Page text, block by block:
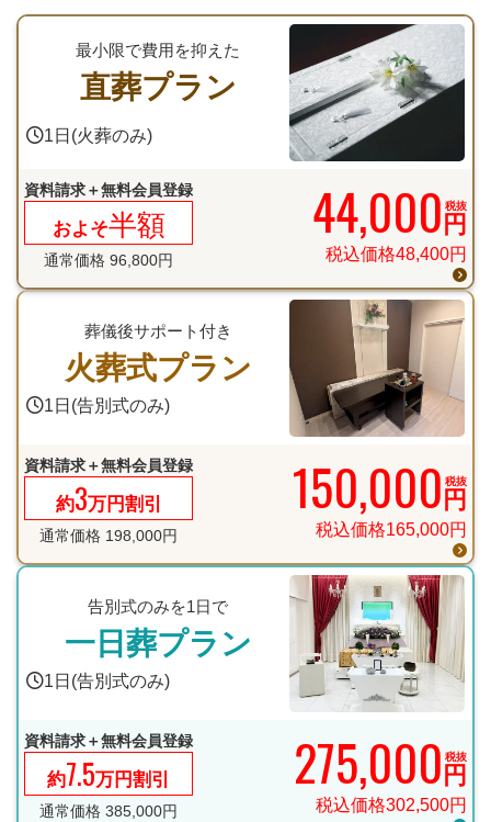
葬儀後サポート付き
火葬式プラン
1日(告別式のみ)
資料請求＋無料会員登録
約3万円割引
通常価格 198,000円
150,000 円
税抜
税込価格165,000円
告別式のみを1日で
一日葬プラン
1日(告別式のみ)
資料請求＋無料会員登録
約7.5万円割引
通常価格 385,000円
275,000 円
税抜
税込価格302,500円
最小限で費用を抑えた
直葬プラン
1日(火葬のみ)
資料請求＋無料会員登録
およそ半額
通常価格 96,800円
44,000 円
税抜
税込価格48,400円